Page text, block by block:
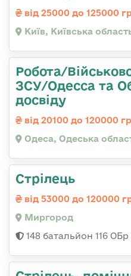
від 25000 до 125000
Київ, Київська
Робота/
ЗСУ/Одесса та
досвіду
від 20100 до 120000
Одеса, Одеська
Стрілець
від 53000 до 120000
Миргород
148 батальйон 116